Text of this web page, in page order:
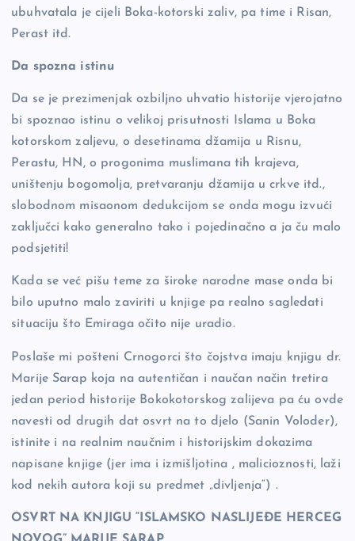
ubuhvatala je cijeli Boka-kotorski zaliv, pa time i Risan,
Perast itd.
Da spozna istinu
Da se je prezimenjak ozbiljno uhvatio historije vjerojatno
bi spoznao istinu o velikoj prisutnosti Islama u Boka
kotorskom zaljevu, o desetinama džamija u Risnu,
Perastu, HN, o progonima muslimana tih krajeva,
uništenju bogomolja, pretvaranju džamija u crkve itd.,
slobodnom misaonom dedukcijom se onda mogu izvući
zaključci kako generalno tako i pojedinačno a ja ču malo
podsjetiti!
Kada se već pišu teme za široke narodne mase onda bi
bilo uputno malo zaviriti u knjige pa realno sagledati
situaciju što Emiraga očito nije uradio.
Poslaše mi pošteni Crnogorci što čojstva imaju knjigu dr.
Marije Sarap koja na autentičan i naučan način tretira
jedan period historije Bokokotorskog zalijeva pa ću ovde
navesti od drugih dat osvrt na to djelo (Sanin Voloder),
istinite i na realnim naučnim i historijskim dokazima
napisane knjige (jer ima i izmišljotina , malicioznosti, laži
kod nekih autora koji su predmet „divljenja“) .
OSVRT NA KNJIGU “ISLAMSKO NASLIJEĐE HERCEG